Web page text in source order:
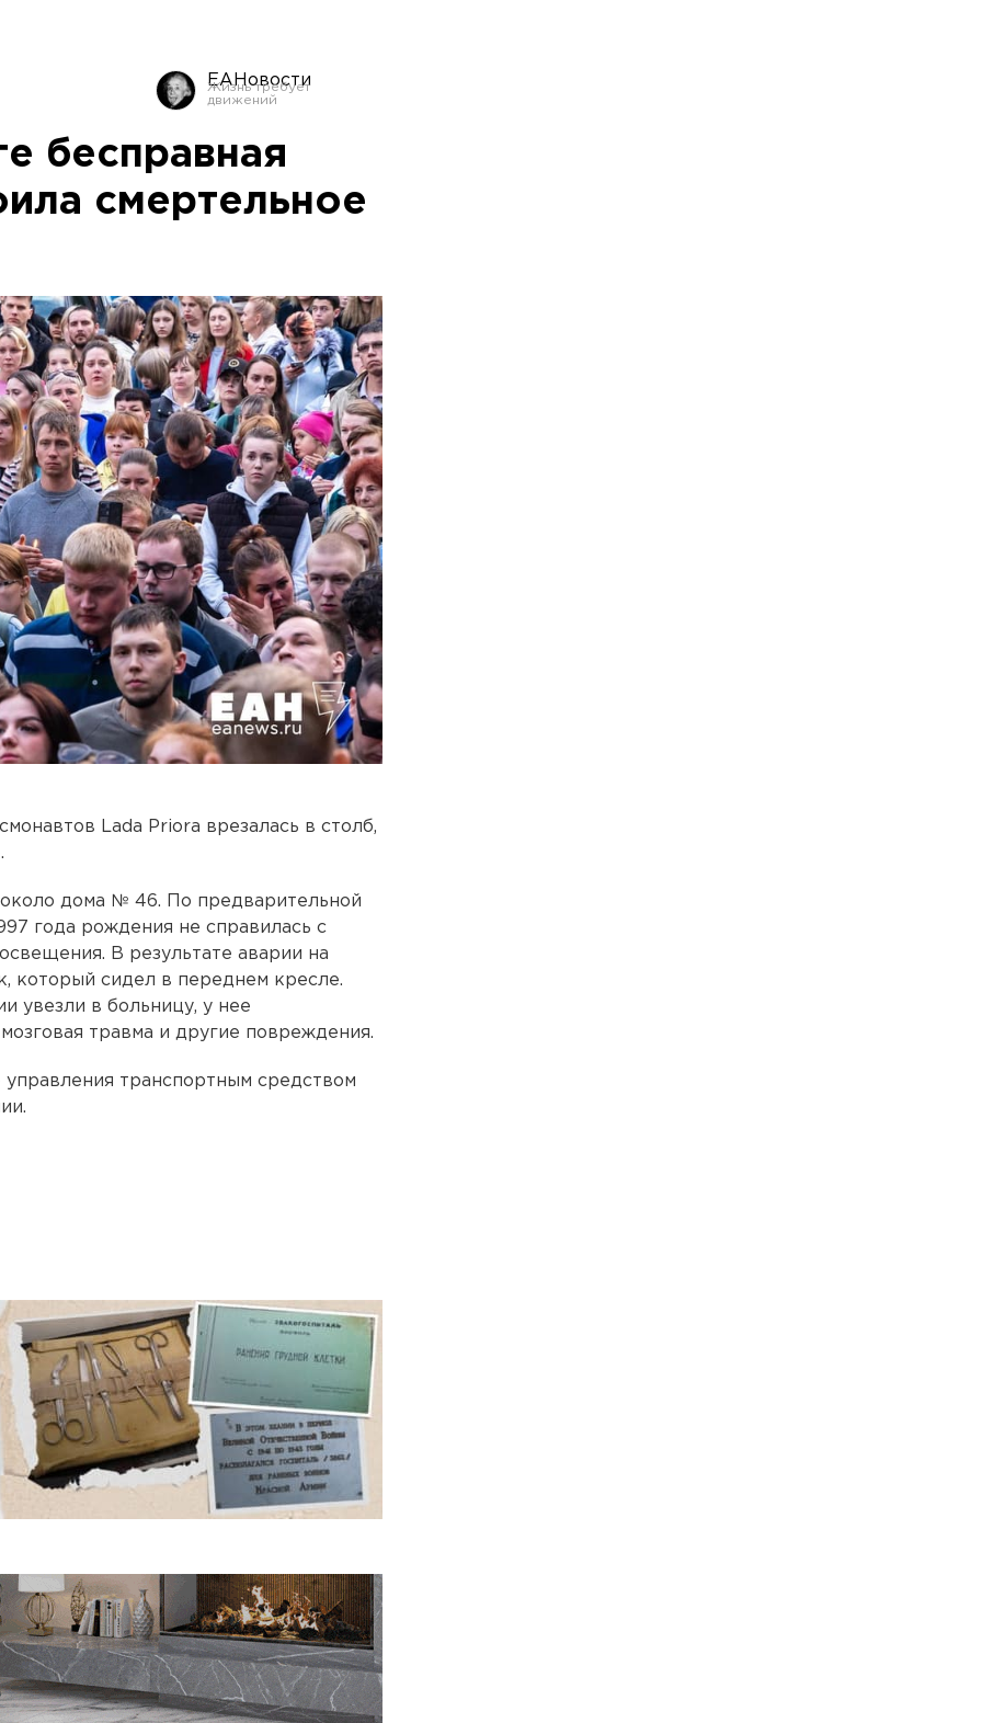
ЕАНовости
бесправная
смертельное
Lada Priora врезалась в столб,
дома № 46. По предварительной
года рождения не справилась с
В результате аварии на
который сидел в переднем кресле.
увезли в больницу, у нее
травма и другие повреждения.
транспортным средством